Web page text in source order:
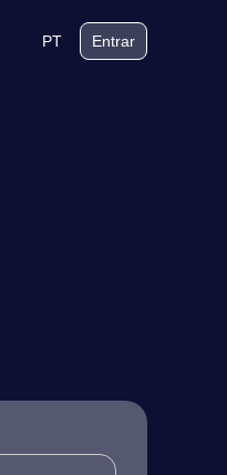
PT Entrar